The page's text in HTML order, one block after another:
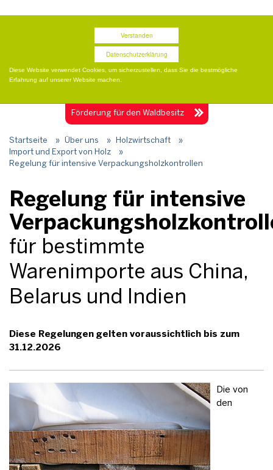
Verstanden
Datenschutzerklärung
Diese Website verwendet Cookies, um sicherzustellen, dass Sie die bestmögliche
Erfahrung auf unserer Website machen.
Förderung fürden Waldbesitz
Startseite » Über uns » Holzwirtschaft
»
Import und Export von Holz
»
Regelung für intensive Verpackungsholzkontrollen
Regelung für intensive
für bestimmte
Warenimporte aus China,
Belarus und Indien
Diese Regelungen gelten voraussichtlich bis zum
31.12.2026
Die von
den